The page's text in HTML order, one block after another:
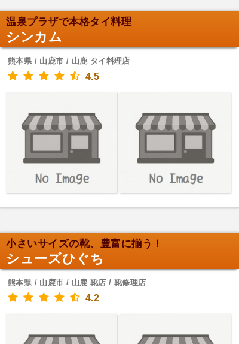
温泉プラザで本格タイ料理
シンカム
熊本県 / 山鹿市 / 山鹿 タイ料理店
4.5
小さいサイズの靴、豊富に揃う！
シューズひぐち
熊本県 / 山鹿市 / 山鹿 靴店 / 靴修理店
4.2